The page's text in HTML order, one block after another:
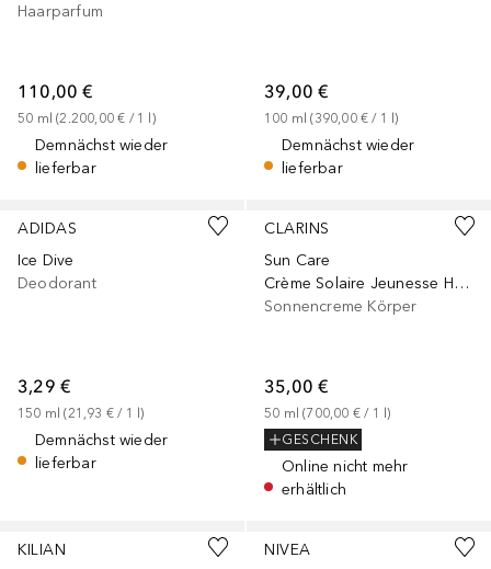
Haarparfum
110,00 €
50 ml (2.200,00 € / 1 l)
Demnächst wieder
lieferbar
39,00 €
100 ml (390,00 € / 1 l)
Demnächst wieder
lieferbar
ADIDAS
Ice Dive
Deodorant
3,29 €
150 ml (21,93 € / 1 l)
Demnächst wieder
lieferbar
CLARINS
Sun Care
Crème Solaire Jeunesse Haute Protection SPF 30
Sonnencreme Körper
35,00 €
50 ml (700,00 € / 1 l)
GESCHENK
Online nicht mehr
erhältlich
KILIAN
NIVEA